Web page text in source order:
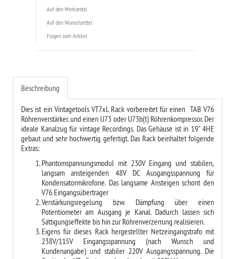
Auf den Merkzettel
Auf den Wunschzettel
Fragen zum Artikel
Beschreibung
Dies ist ein Vintagetools VT7xL Rack vorbereitet für einen TAB V76
Röhrenverstärker. und einen U73 oder U73b(t) Röhrenkompressor. Der
ideale Kanalzug für vintage Recordings. Das Gehäuse ist in 19" 4HE
gebaut und sehr hochwertig gefertigt. Das Rack beinhaltet folgende
Extras:
Phantomspannungsmodul mit 230V Eingang und stabilen,
langsam ansteigenden 48V DC Ausgangsspannung für
Kondensatormikrofone. Das langsame Ansteigen schont den
V76 Eingangsübertrager
Verstärkungsregelung bzw. Dämpfung über einen
Potentiometer am Ausgang je Kanal. Dadurch lassen sich
Sättigungseffekte bis hin zur Röhrenverzerrung realisieren.
Eigens für dieses Rack hergestellter Netzeingangstrafo mit
238V/115V Eingangsspannung (nach Wunsch und
Kundenangabe) und stabiler 220V Ausgangsspannung. Die